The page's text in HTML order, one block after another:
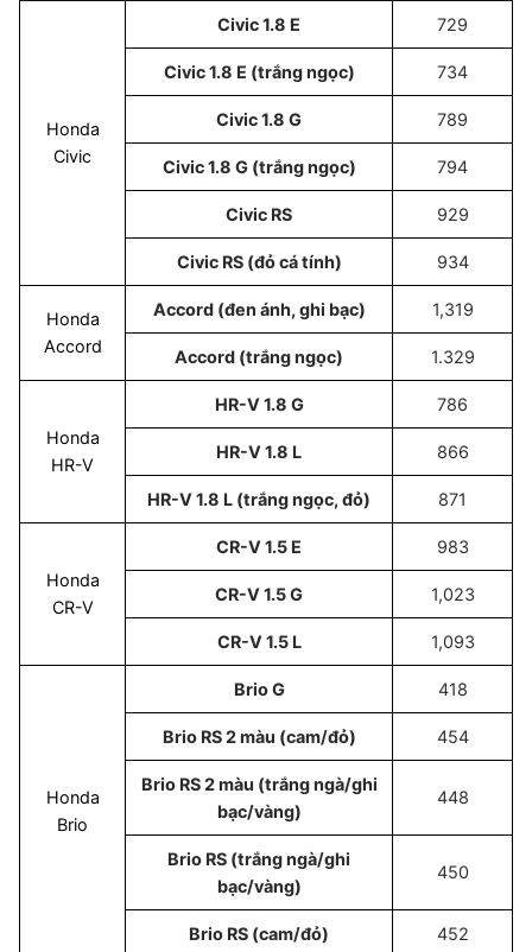
Honda
Civic
Civic 1.8 E 729
Civic 1.8 E (trắng ngọc) 734
Civic 1.8 G 789
Civic 1.8 G (trắng ngọc) 794
Civic RS 929
Civic RS (đỏ cá tính) 934
Honda
Accord
Accord (đen ánh, ghi bạc) 1,319
Accord (trắng ngọc) 1.329
Honda
HR-V
HR-V 1.8 G 786
HR-V 1.8 L 866
HR-V 1.8 L (trắng ngọc, đỏ) 871
Honda
CR-V
CR-V 1.5 E 983
CR-V 1.5 G 1,023
CR-V 1.5 L 1,093
Honda
Brio
Brio G 418
Brio RS 2 màu (cam/đỏ) 454
Brio RS 2 màu (trắng ngà/ghi
bạc/vàng)
448
Brio RS (trắng ngà/ghi
bạc/vàng)
450
Brio RS (cam/đỏ) 452